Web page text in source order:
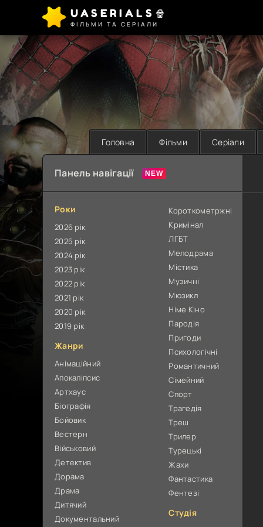
UASERIALS🍿
ФІЛЬМИ ТА СЕРІАЛИ
Головна Фільми Серіали
Панель навігації
Роки
2026 рік
2025 рік
2024 рік
2023 рік
2022 рік
2021 рік
2020 рік
2019 рік
Жанри
Анімаційний
Апокаліпсис
Артхаус
Біографія
Бойовик
Вестерн
Військовий
Детектив
Дорама
Драма
Дитячий
Документальний
Короткометржні
Кримінал
ЛГБТ
Мелодрама
Містика
Музичні
Мюзикл
Німе Кіно
Пародія
Пригоди
Психологічні
Романтичний
Сімейний
Спорт
Трагедія
Треш
Трилер
Турецькі
Жахи
Фантастика
Фентезі
Студія